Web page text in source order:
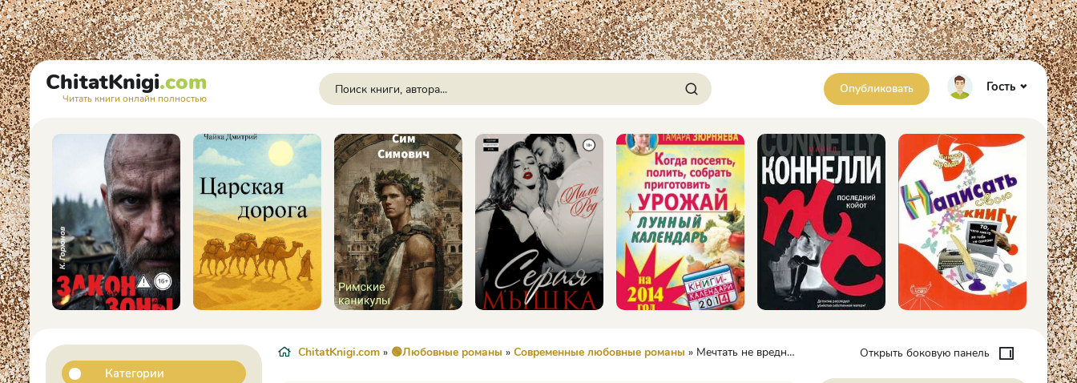
ChitatKnigi.com
Читать книги онлайн полностью
Опубликовать Гость
Категории
ChitatKnigi.com » 🟢Любовные романы » Современные любовные романы » Мечтать не вредно - Марина Рубцова Открыть боковую панель